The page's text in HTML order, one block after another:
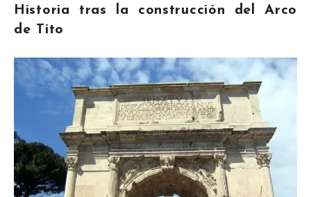
Historia tras la construcción del Arco
de Tito